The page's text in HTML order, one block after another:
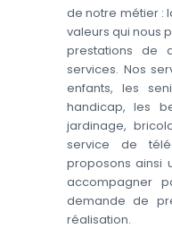
de notre métier :
valeurs qui nous
prestations de
services. Nos
enfants, les
handicap, les
jardinage,
service de
proposons ainsi
accompagner
demande de
réalisation.